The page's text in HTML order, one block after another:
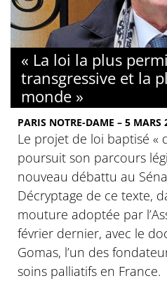
« La loi la plus
transgressive et la
monde »
PARIS NOTRE-DAME – 5 MARS
Le projet de loi baptisé «
poursuit son parcours
nouveau débattu au
Décryptage de ce texte,
mouture adoptée par
février dernier, avec le
Gomas, l’un des
soins palliatifs en France.